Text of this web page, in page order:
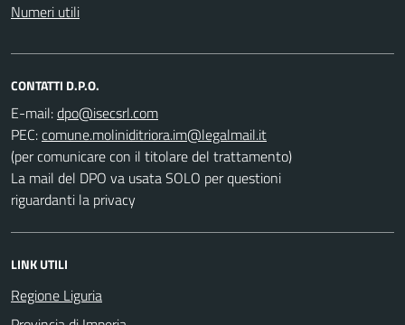
Numeri utili
CONTATTI D.P.O.
E-mail:
PEC:
(per comunicare con il titolare del trattamento)
La mail del DPO va usata SOLO per questioni
riguardanti la privacy
LINK UTILI
Regione Liguria